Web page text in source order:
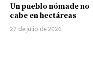
Un pueblo nómade no
cabe en hectáreas
27 de julio de 2026